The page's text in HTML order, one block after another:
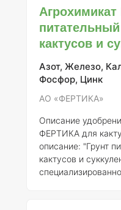
повышению
структуры грунта
условий для роста
Регистрант:
АО
регистрации:345-
элементов: Питате
Агрохимикат
кактусов и
Азот, Железо,
Фосфор, Цинк
АО «ФЕРТИКА»
Описание
ФЕРТИКА для
описание: "Грунт
кактусов и